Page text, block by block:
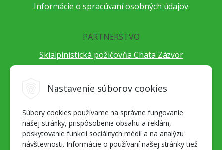
Nastavenie súborov cookies
Súbory cookies používame na správne fungovanie
našej stránky, prispôsobenie obsahu a reklám,
poskytovanie funkcií sociálnych médií a na analýzu
návštevnosti. Informácie o používaní našej stránky tiež
Informácie o spracúvaní osobných údajov
PARTNERSTVO
Skialpinistická požičovňa Chata Zázvor
Cestovateľský festival Cestou necestou
Alpenverein Slovensko
Hore-dole Derešom
Motorest Nemecká